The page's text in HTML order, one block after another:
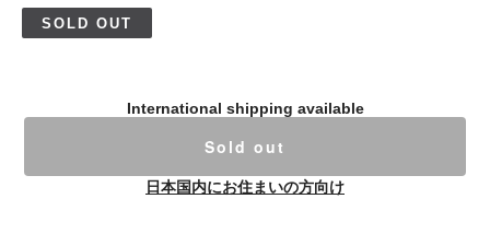
SOLD OUT
International shipping available
Sold out
日本国内にお住まいの方向け